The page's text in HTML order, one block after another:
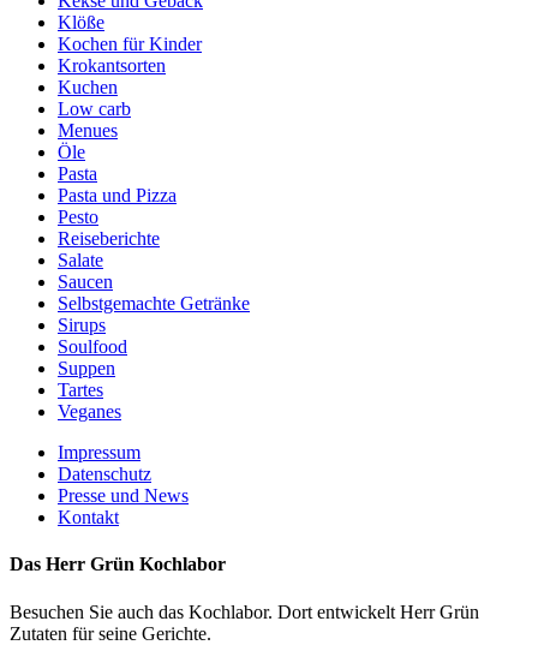
Klöße
Kochen für Kinder
Krokantsorten
Kuchen
Low carb
Menues
Öle
Pasta
Pasta und Pizza
Pesto
Reiseberichte
Salate
Saucen
Selbstgemachte Getränke
Sirups
Soulfood
Suppen
Tartes
Veganes
Impressum
Datenschutz
Presse und News
Kontakt
Das Herr Grün Kochlabor
Besuchen Sie auch das Kochlabor. Dort entwickelt Herr Grün
Zutaten für seine Gerichte.